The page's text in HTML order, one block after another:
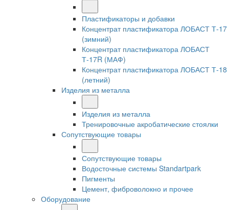
Пластификаторы и добавки
Концентрат пластификатора ЛОБАСТ Т-17
(зимний)
Концентрат пластификатора ЛОБАСТ
Т-17R (МАФ)
Концентрат пластификатора ЛОБАСТ Т-18
(летний)
Изделия из металла
Изделия из металла
Тренировочные акробатические стоялки
Сопутствующие товары
Сопутствующие товары
Водосточные системы Standartpark
Пигменты
Цемент, фиброволокно и прочее
Оборудование